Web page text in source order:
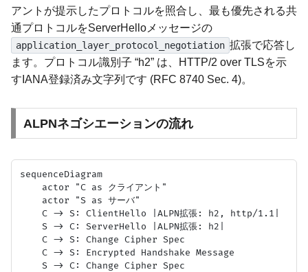
アントが提示したプロトコルを照合し、最も優先される共
通プロトコルをServerHelloメッセージの
application_layer_protocol_negotiation 拡張で応答し
ます。プロトコル識別子 “h2” は、HTTP/2 over TLSを示
すIANA登録済み文字列です (RFC 8740 Sec. 4)。
ALPNネゴシエーションの流れ
sequenceDiagram
    actor "C as クライアント"
    actor "S as サーバ"
    C -> S: ClientHello |ALPN拡張: h2, http/1.1|
    S -> C: ServerHello |ALPN拡張: h2|
    C -> S: Change Cipher Spec
    C -> S: Encrypted Handshake Message
    S -> C: Change Cipher Spec